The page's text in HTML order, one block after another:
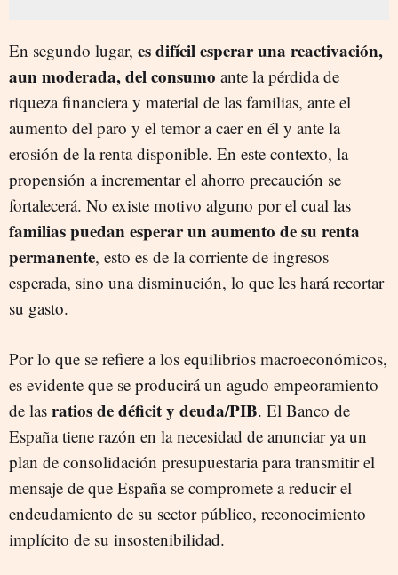
En segundo lugar, es difícil esperar una reactivación,
aun moderada, del consumo ante la pérdida de
riqueza financiera y material de las familias, ante el
aumento del paro y el temor a caer en él y ante la
erosión de la renta disponible. En este contexto, la
propensión a incrementar el ahorro precaución se
fortalecerá. No existe motivo alguno por el cual las
familias puedan esperar un aumento de su renta
permanente, esto es de la corriente de ingresos
esperada, sino una disminución, lo que les hará recortar
su gasto.
Por lo que se refiere a los equilibrios macroeconómicos,
es evidente que se producirá un agudo empeoramiento
de las ratios de déficit y deuda/PIB. El Banco de
España tiene razón en la necesidad de anunciar ya un
plan de consolidación presupuestaria para transmitir el
mensaje de que España se compromete a reducir el
endeudamiento de su sector público, reconocimiento
implícito de su insostenibilidad.